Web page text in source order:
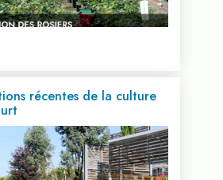
cette vidéo...
récentes de la culture